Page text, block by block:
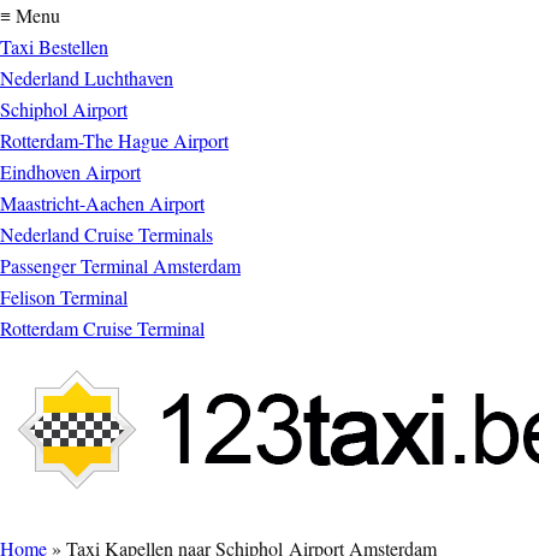
≡ Menu
Taxi Bestellen
Nederland Luchthaven
Schiphol Airport
Rotterdam-The Hague Airport
Eindhoven Airport
Maastricht-Aachen Airport
Nederland Cruise Terminals
Passenger Terminal Amsterdam
Felison Terminal
Rotterdam Cruise Terminal
Home» Taxi Kapellen naar Schiphol Airport Amsterdam